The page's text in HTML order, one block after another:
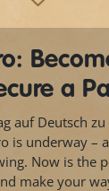
a
auf Deutsch zu
is underway –
Now is the
make your